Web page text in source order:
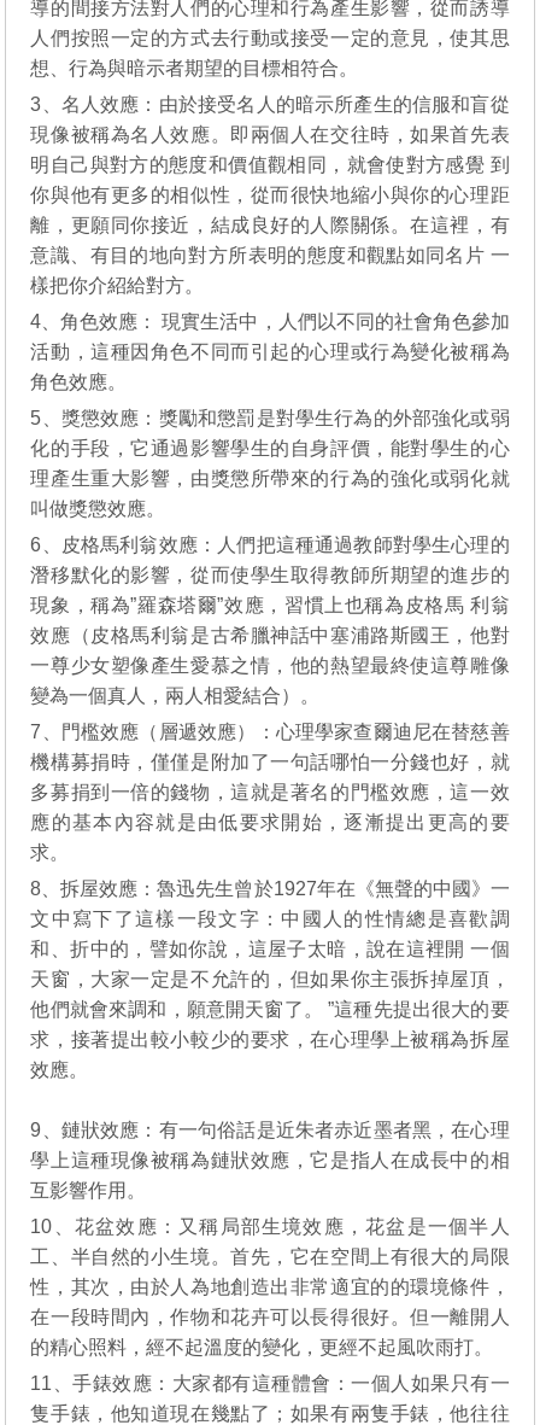
導的間接方法對人們的心理和行為產生影響，從而誘導
人們按照一定的方式去行動或接受一定的意見，使其思
想、行為與暗示者期望的目標相符合。
3、名人效應：由於接受名人的暗示所產生的信服和盲從
現像被稱為名人效應。即兩個人在交往時，如果首先表
明自己與對方的態度和價值觀相同，就會使對方感覺 到
你與他有更多的相似性，從而很快地縮小與你的心理距
離，更願同你接近，結成良好的人際關係。在這裡，有
意識、有目的地向對方所表明的態度和觀點如同名片 一
樣把你介紹給對方。
4、角色效應： 現實生活中，人們以不同的社會角色參加
活動，這種因角色不同而引起的心理或行為變化被稱為
角色效應。
5、獎懲效應：獎勵和懲罰是對學生行為的外部強化或弱
化的手段，它通過影響學生的自身評價，能對學生的心
理產生重大影響，由獎懲所帶來的行為的強化或弱化就
叫做獎懲效應。
6、皮格馬利翁效應：人們把這種通過教師對學生心理的
潛移默化的影響，從而使學生取得教師所期望的進步的
現象，稱為”羅森塔爾”效應，習慣上也稱為皮格馬 利翁
效應（皮格馬利翁是古希臘神話中塞浦路斯國王，他對
一尊少女塑像產生愛慕之情，他的熱望最終使這尊雕像
變為一個真人，兩人相愛結合）。
7、門檻效應（層遞效應）：心理學家查爾迪尼在替慈善
機構募捐時，僅僅是附加了一句話哪怕一分錢也好，就
多募捐到一倍的錢物，這就是著名的門檻效應，這一效
應的基本內容就是由低要求開始，逐漸提出更高的要
求。
8、拆屋效應：魯迅先生曾於1927年在《無聲的中國》一
文中寫下了這樣一段文字：中國人的性情總是喜歡調
和、折中的，譬如你說，這屋子太暗，說在這裡開 一個
天窗，大家一定是不允許的，但如果你主張拆掉屋頂，
他們就會來調和，願意開天窗了。 ”這種先提出很大的要
求，接著提出較小較少的要求，在心理學上被稱為拆屋
效應。
9、鏈狀效應：有一句俗話是近朱者赤近墨者黑，在心理
學上這種現像被稱為鏈狀效應，它是指人在成長中的相
互影響作用。
10、花盆效應：又稱局部生境效應，花盆是一個半人
工、半自然的小生境。首先，它在空間上有很大的局限
性，其次，由於人為地創造出非常適宜的的環境條件，
在一段時間內，作物和花卉可以長得很好。但一離開人
的精心照料，經不起溫度的變化，更經不起風吹雨打。
11、手錶效應：大家都有這種體會：一個人如果只有一
隻手錶，他知道現在幾點了；如果有兩隻手錶，他往往